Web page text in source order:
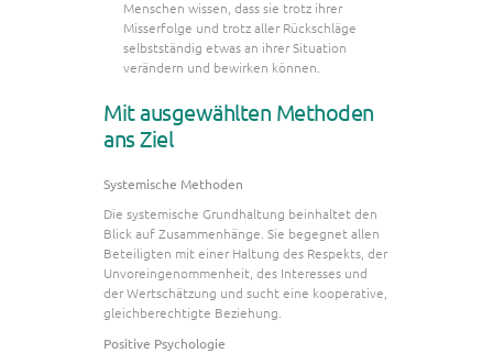
Menschen wissen, dass sie trotz ihrer
Misserfolge und trotz aller Rückschläge
selbstständig etwas an ihrer Situation
verändern und bewirken können.
Mit ausgewählten Methoden
ans Ziel
Systemische Methoden
Die systemische Grundhaltung beinhaltet den
Blick auf Zusammenhänge. Sie begegnet allen
Beteiligten mit einer Haltung des Respekts, der
Unvoreingenommenheit, des Interesses und
der Wertschätzung und sucht eine kooperative,
gleichberechtigte Beziehung.
Positive Psychologie